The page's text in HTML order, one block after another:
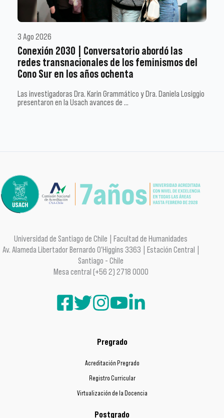
3 Ago 2026
Conexión 2030 | Conversatorio abordó las
redes transnacionales de los feminismos del
Cono Sur en los años ochenta
Las investigadoras Dra. Karin Grammático y Dra. Daniela Losiggio
presentaron en la Usach avances de …
Universidad de Santiago de Chile | Facultad de Humanidades
Av. Alameda Libertador Bernardo O'Higgins 3363 | Estación Central |
Santiago - Chile
Mesa central (+56 2) 2718 0000
Pregrado
Acreditación Pregrado
Registro Curricular
Virtualización de la Docencia
Postgrado